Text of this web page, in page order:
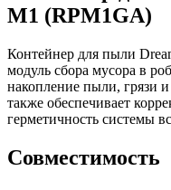
M1 (RPM1GA)
Контейнер для пыли
модуль сбора мусора в
накопление пыли, грязи
также обеспечивает
герметичность системы
Совместимость